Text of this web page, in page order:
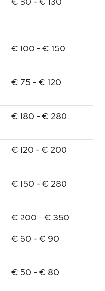
€ 100 - € 150
€ 75 - € 120
€ 180 - € 280
€ 120 - € 200
€ 150 - € 280
€ 200 - € 350
€ 60 - € 90
€ 50 - € 80